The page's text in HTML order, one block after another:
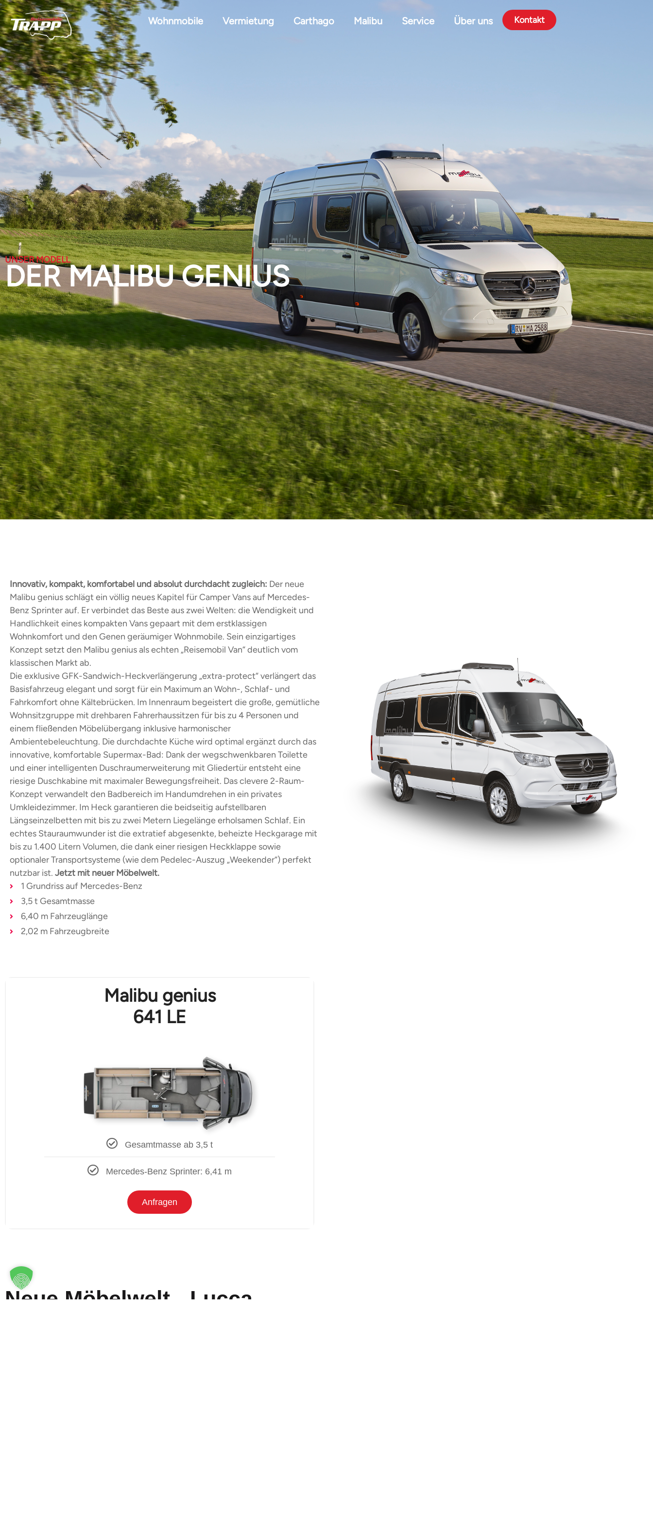
Wohnmobile Vermietung Carthago Malibu Service Über uns Kontakt
UNSER MODELL
DER MALIBU GENIUS
Innovativ, kompakt, komfortabel und absolut durchdacht zugleich: Der neue
Malibu genius schlägt ein völlig neues Kapitel für Camper Vans auf Mercedes-
Benz Sprinter auf. Er verbindet das Beste aus zwei Welten: die Wendigkeit und
Handlichkeit eines kompakten Vans gepaart mit dem erstklassigen
Wohnkomfort und den Genen geräumiger Wohnmobile. Sein einzigartiges
Konzept setzt den Malibu genius als echten „Reisemobil Van“ deutlich vom
klassischen Markt ab.
Die exklusive GFK-Sandwich-Heckverlängerung „extra-protect“ verlängert das
Basisfahrzeug elegant und sorgt für ein Maximum an Wohn-, Schlaf- und
Fahrkomfort ohne Kältebrücken. Im Innenraum begeistert die große, gemütliche
Wohnsitzgruppe mit drehbaren Fahrerhaussitzen für bis zu 4 Personen und
einem fließenden Möbelübergang inklusive harmonischer
Ambientebeleuchtung. Die durchdachte Küche wird optimal ergänzt durch das
innovative, komfortable Supermax-Bad: Dank der wegschwenkbaren Toilette
und einer intelligenten Duschraumerweiterung mit Gliedertür entsteht eine
riesige Duschkabine mit maximaler Bewegungsfreiheit. Das clevere 2-Raum-
Konzept verwandelt den Badbereich im Handumdrehen in ein privates
Umkleidezimmer. Im Heck garantieren die beidseitig aufstellbaren
Längseinzelbetten mit bis zu zwei Metern Liegelänge erholsamen Schlaf. Ein
echtes Stauraumwunder ist die extratief abgesenkte, beheizte Heckgarage mit
bis zu 1.400 Litern Volumen, die dank einer riesigen Heckklappe sowie
optionaler Transportsysteme (wie dem Pedelec-Auszug „Weekender“) perfekt
nutzbar ist. Jetzt mit neuer Möbelwelt.
1 Grundriss auf Mercedes-Benz
3,5 t Gesamtmasse
6,40 m Fahrzeuglänge
2,02 m Fahrzeugbreite
Malibu genius
641 LE
Gesamtmasse ab 3,5 t
Mercedes-Benz Sprinter: 6,41 m
Anfragen
Neue Möbelwelt - Lucca